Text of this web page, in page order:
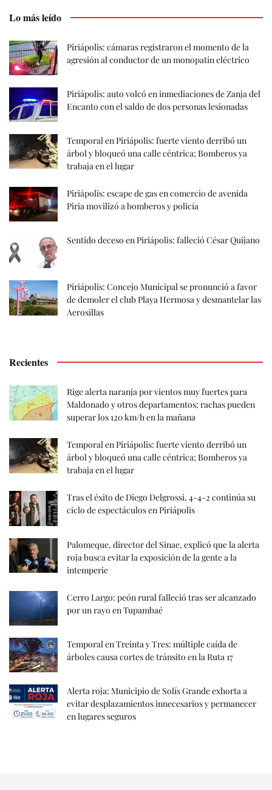
Lo más leído
Piriápolis: cámaras registraron el momento de la
agresión al conductor de un monopatín eléctrico
Piriápolis: auto volcó en inmediaciones de Zanja del
Encanto con el saldo de dos personas lesionadas
Temporal en Piriápolis: fuerte viento derribó un
árbol y bloqueó una calle céntrica; Bomberos ya
trabaja en el lugar
Piriápolis: escape de gas en comercio de avenida
Piria movilizó a bomberos y policía
Sentido deceso en Piriápolis: falleció César Quijano
Piriápolis: Concejo Municipal se pronunció a favor
de demoler el club Playa Hermosa y desmantelar las
Aerosillas
Recientes
Rige alerta naranja por vientos muy fuertes para
Maldonado y otros departamentos; rachas pueden
superar los 120 km/h en la mañana
Temporal en Piriápolis: fuerte viento derribó un
árbol y bloqueó una calle céntrica; Bomberos ya
trabaja en el lugar
Tras el éxito de Diego Delgrossi, 4-4-2 continúa su
ciclo de espectáculos en Piriápolis
Palomeque, director del Sinae, explicó que la alerta
roja busca evitar la exposición de la gente a la
intemperie
Cerro Largo: peón rural falleció tras ser alcanzado
por un rayo en Tupambaé
Temporal en Treinta y Tres: múltiple caída de
árboles causa cortes de tránsito en la Ruta 17
Alerta roja: Municipio de Solís Grande exhorta a
evitar desplazamientos innecesarios y permanecer
en lugares seguros